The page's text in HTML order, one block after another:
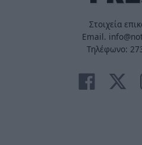
Στοιχεία
Email.
Τηλέφωνο: